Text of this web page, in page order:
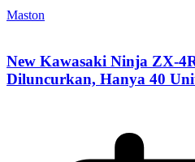
Maston
New Kawasaki Ninja ZX-
Diluncurkan, Hanya 40